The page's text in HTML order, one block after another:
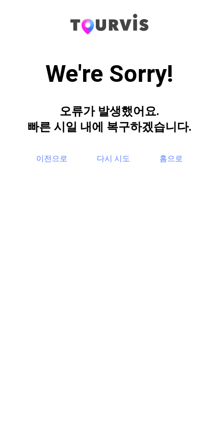
We're Sorry!
오류가 발생했어요.
빠른 시일 내에 복구하겠습니다.
이전으로 다시 시도 홈으로